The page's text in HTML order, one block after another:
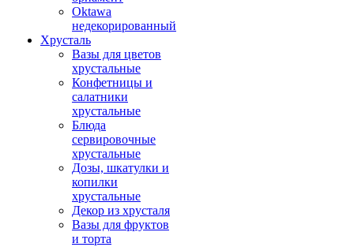
Oktawa
недекорированный
Хрусталь
Вазы для цветов
хрустальные
Конфетницы и
салатники
хрустальные
Блюда
сервировочные
хрустальные
Дозы, шкатулки и
копилки
хрустальные
Декор из хрусталя
Вазы для фруктов
и торта